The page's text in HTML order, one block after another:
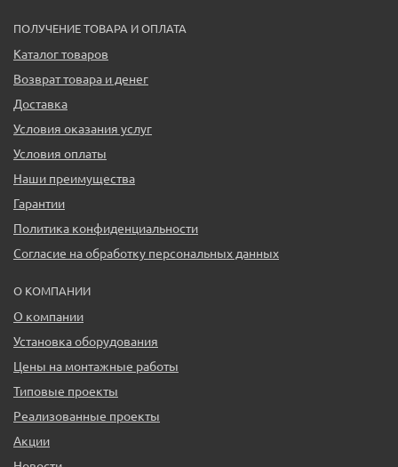
ПОЛУЧЕНИЕ ТОВАРА И ОПЛАТА
Каталог товаров
Возврат товара и денег
Доставка
Условия оказания услуг
Условия оплаты
Наши преимущества
Гарантии
Политика конфиденциальности
Согласие на обработку персональных данных
О КОМПАНИИ
О компании
Установка оборудования
Цены на монтажные работы
Типовые проекты
Реализованные проекты
Акции